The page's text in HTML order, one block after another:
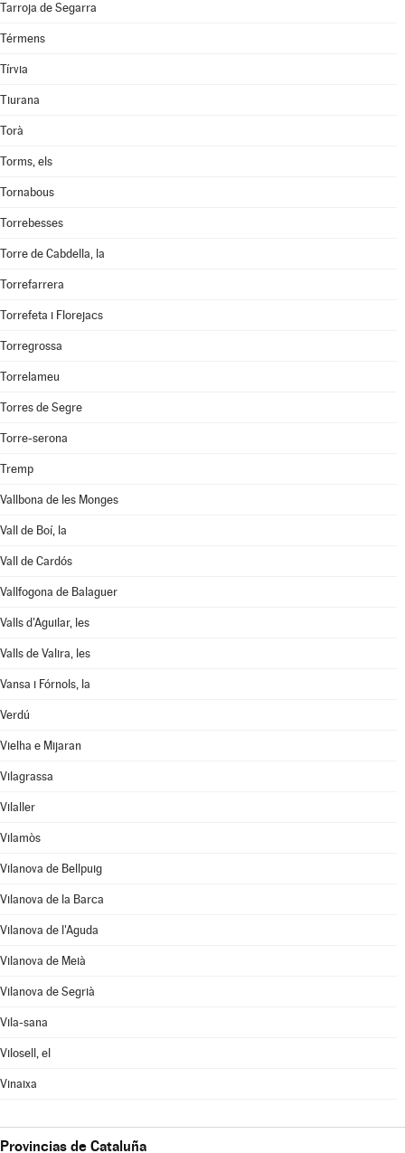
Tarroja de Segarra
Térmens
Tírvia
Tiurana
Torà
Torms, els
Tornabous
Torrebesses
Torre de Cabdella, la
Torrefarrera
Torrefeta i Florejacs
Torregrossa
Torrelameu
Torres de Segre
Torre-serona
Tremp
Vallbona de les Monges
Vall de Boí, la
Vall de Cardós
Vallfogona de Balaguer
Valls d'Aguilar, les
Valls de Valira, les
Vansa i Fórnols, la
Verdú
Vielha e Mijaran
Vilagrassa
Vilaller
Vilamòs
Vilanova de Bellpuig
Vilanova de la Barca
Vilanova de l'Aguda
Vilanova de Meià
Vilanova de Segrià
Vila-sana
Vilosell, el
Vinaixa
Provincias de Cataluña